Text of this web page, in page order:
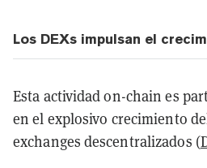
Los DEXs impulsan el
Esta actividad on-chain es
en el explosivo crecimiento
exchanges descentralizados (